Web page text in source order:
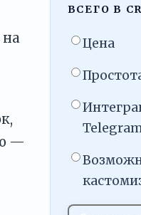
на
—
ВСЕГО В
Цена